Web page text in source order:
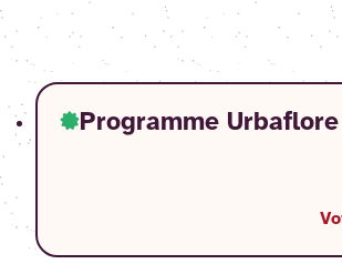
Programme Urbaflore